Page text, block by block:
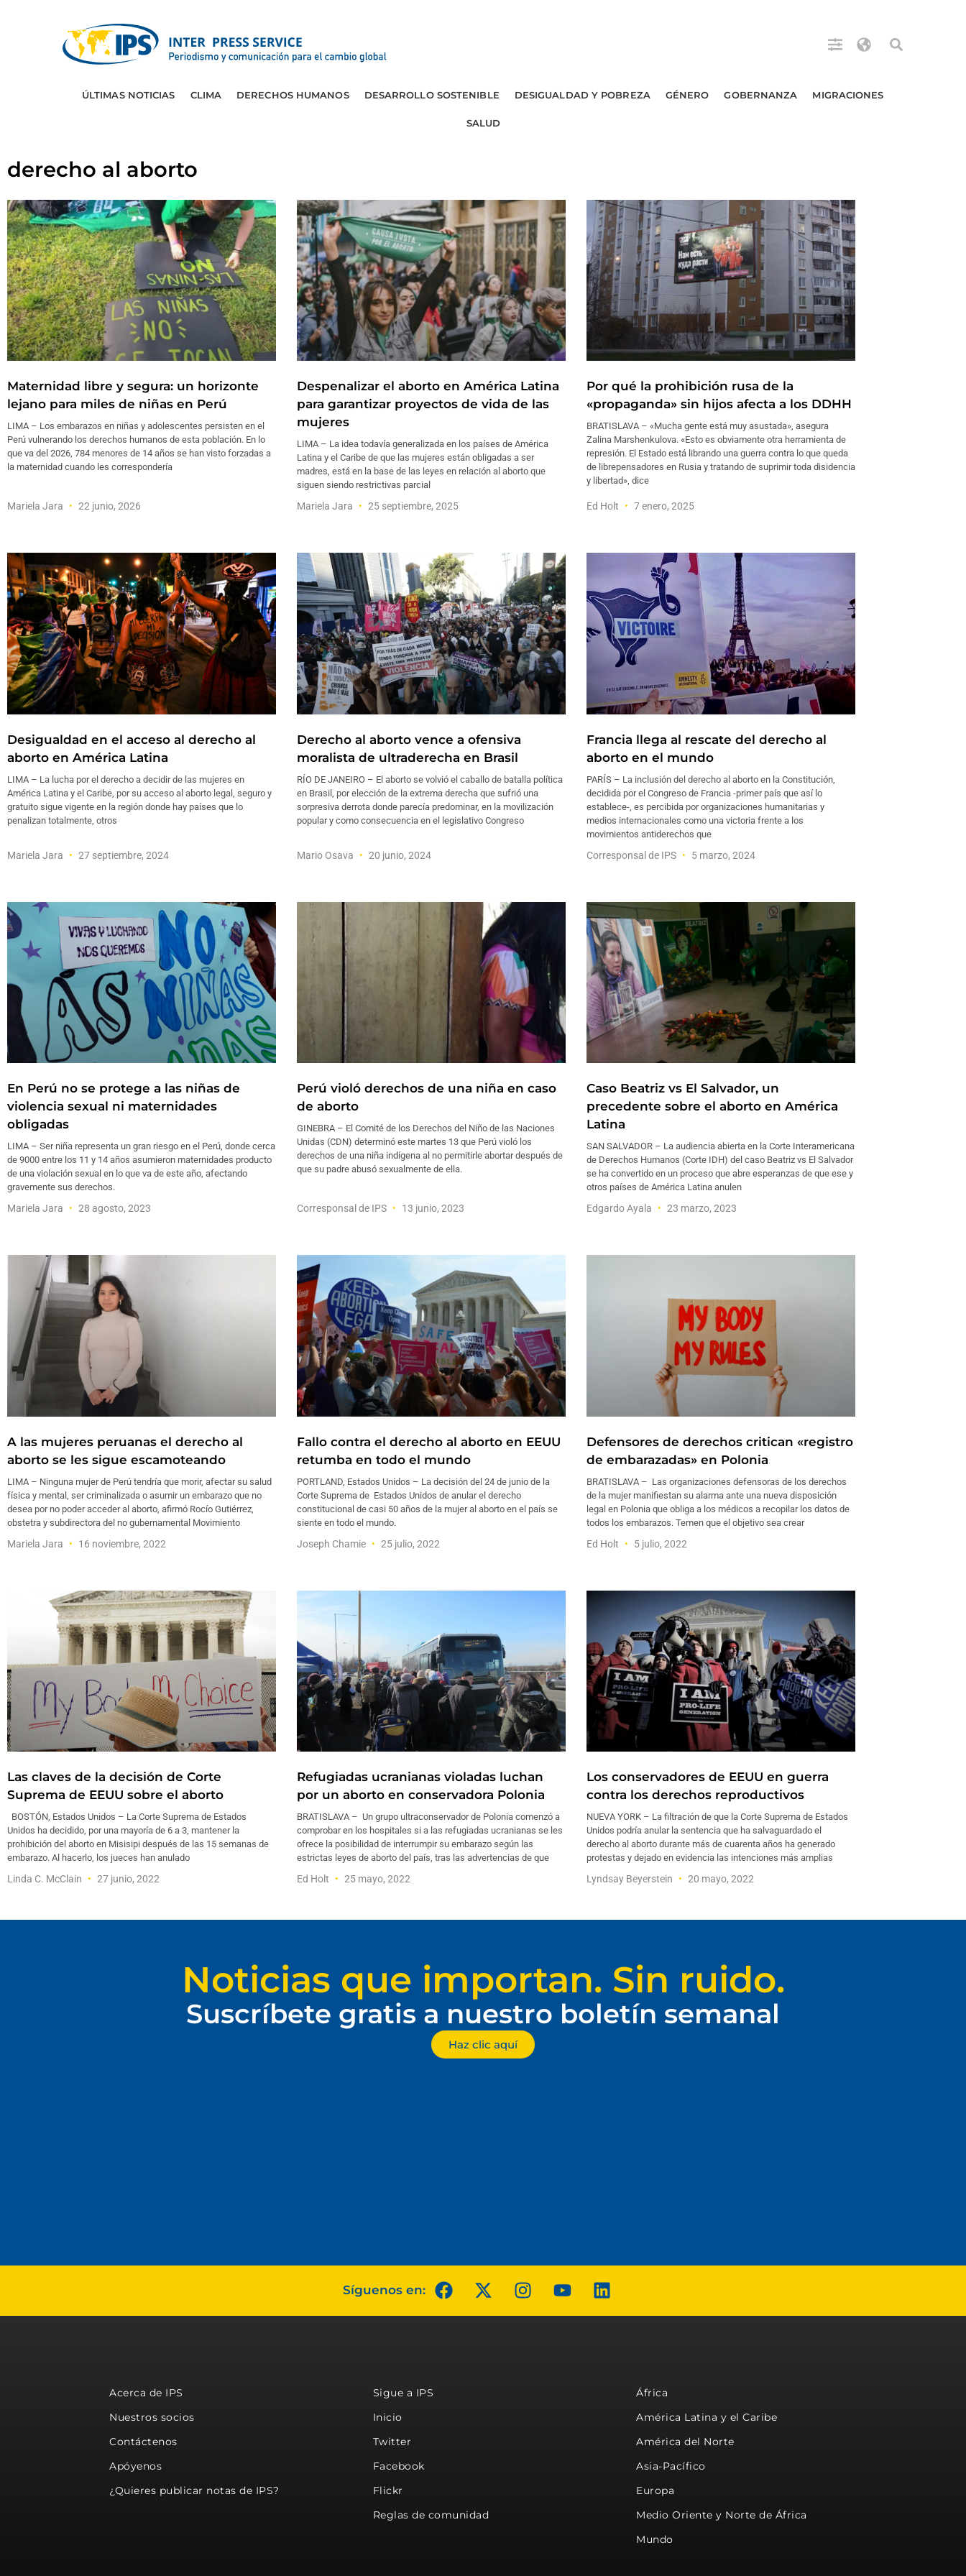
ÚLTIMAS NOTICIAS CLIMA DERECHOS HUMANOS DESARROLLO SOSTENIBLE DESIGUALDAD Y POBREZA GÉNERO GOBERNANZA MIGRACIONES
SALUD
derecho al aborto
Maternidad libre y segura: un horizonte
lejano para miles de niñas en Perú
LIMA – Los embarazos en niñas y adolescentes persisten en el
Perú vulnerando los derechos humanos de esta población. En lo
que va del 2026, 784 menores de 14 años se han visto forzadas a
la maternidad cuando les correspondería
Mariela Jara 22 junio, 2026
Despenalizar el aborto en América Latina
para garantizar proyectos de vida de las
mujeres
LIMA – La idea todavía generalizada en los países de América
Latina y el Caribe de que las mujeres están obligadas a ser
madres, está en la base de las leyes en relación al aborto que
siguen siendo restrictivas parcial
Mariela Jara 25 septiembre, 2025
Por qué la prohibición rusa de la
«propaganda» sin hijos afecta a los DDHH
BRATISLAVA – «Mucha gente está muy asustada», asegura
Zalina Marshenkulova. «Esto es obviamente otra herramienta de
represión. El Estado está librando una guerra contra lo que queda
de librepensadores en Rusia y tratando de suprimir toda disidencia
y libertad», dice
Ed Holt 7 enero, 2025
Desigualdad en el acceso al derecho al
aborto en América Latina
LIMA – La lucha por el derecho a decidir de las mujeres en
América Latina y el Caribe, por su acceso al aborto legal, seguro y
gratuito sigue vigente en la región donde hay países que lo
penalizan totalmente, otros
Mariela Jara 27 septiembre, 2024
Derecho al aborto vence a ofensiva
moralista de ultraderecha en Brasil
RÍO DE JANEIRO – El aborto se volvió el caballo de batalla política
en Brasil, por elección de la extrema derecha que sufrió una
sorpresiva derrota donde parecía predominar, en la movilización
popular y como consecuencia en el legislativo Congreso
Mario Osava 20 junio, 2024
Francia llega al rescate del derecho al
aborto en el mundo
PARÍS – La inclusión del derecho al aborto en la Constitución,
decidida por el Congreso de Francia -primer país que así lo
establece-, es percibida por organizaciones humanitarias y
medios internacionales como una victoria frente a los
movimientos antiderechos que
Corresponsal de IPS 5 marzo, 2024
En Perú no se protege a las niñas de
violencia sexual ni maternidades
obligadas
LIMA – Ser niña representa un gran riesgo en el Perú, donde cerca
de 9000 entre los 11 y 14 años asumieron maternidades producto
de una violación sexual en lo que va de este año, afectando
gravemente sus derechos.
Mariela Jara 28 agosto, 2023
Perú violó derechos de una niña en caso
de aborto
GINEBRA – El Comité de los Derechos del Niño de las Naciones
Unidas (CDN) determinó este martes 13 que Perú violó los
derechos de una niña indígena al no permitirle abortar después de
que su padre abusó sexualmente de ella.
Corresponsal de IPS 13 junio, 2023
Caso Beatriz vs El Salvador, un
precedente sobre el aborto en América
Latina
SAN SALVADOR – La audiencia abierta en la Corte Interamericana
de Derechos Humanos (Corte IDH) del caso Beatriz vs El Salvador
se ha convertido en un proceso que abre esperanzas de que ese y
otros países de América Latina anulen
Edgardo Ayala 23 marzo, 2023
A las mujeres peruanas el derecho al
aborto se les sigue escamoteando
LIMA – Ninguna mujer de Perú tendría que morir, afectar su salud
física y mental, ser criminalizada o asumir un embarazo que no
desea por no poder acceder al aborto, afirmó Rocío Gutiérrez,
obstetra y subdirectora del no gubernamental Movimiento
Mariela Jara 16 noviembre, 2022
Fallo contra el derecho al aborto en EEUU
retumba en todo el mundo
PORTLAND, Estados Unidos – La decisión del 24 de junio de la
Corte Suprema de Estados Unidos de anular el derecho
constitucional de casi 50 años de la mujer al aborto en el país se
siente en todo el mundo.
Joseph Chamie 25 julio, 2022
Defensores de derechos critican «registro
de embarazadas» en Polonia
BRATISLAVA – Las organizaciones defensoras de los derechos
de la mujer manifiestan su alarma ante una nueva disposición
legal en Polonia que obliga a los médicos a recopilar los datos de
todos los embarazos. Temen que el objetivo sea crear
Ed Holt 5 julio, 2022
Las claves de la decisión de Corte
Suprema de EEUU sobre el aborto
BOSTÓN, Estados Unidos – La Corte Suprema de Estados
Unidos ha decidido, por una mayoría de 6 a 3, mantener la
prohibición del aborto en Misisipi después de las 15 semanas de
embarazo. Al hacerlo, los jueces han anulado
Linda C. McClain 27 junio, 2022
Refugiadas ucranianas violadas luchan
por un aborto en conservadora Polonia
BRATISLAVA – Un grupo ultraconservador de Polonia comenzó a
comprobar en los hospitales si a las refugiadas ucranianas se les
ofrece la posibilidad de interrumpir su embarazo según las
estrictas leyes de aborto del país, tras las advertencias de que
Ed Holt 25 mayo, 2022
Los conservadores de EEUU en guerra
contra los derechos reproductivos
NUEVA YORK – La filtración de que la Corte Suprema de Estados
Unidos podría anular la sentencia que ha salvaguardado el
derecho al aborto durante más de cuarenta años ha generado
protestas y dejado en evidencia las intenciones más amplias
Lyndsay Beyerstein 20 mayo, 2022
Noticias que importan. Sin ruido.
Suscríbete gratis a nuestro boletín semanal
Haz clic aquí
Síguenos en:
Acerca de IPS
Nuestros socios
Contáctenos
Apóyenos
¿Quieres publicar notas de IPS?
Sigue a IPS
Inicio
Twitter
Facebook
Flickr
Reglas de comunidad
África
América Latina y el Caribe
América del Norte
Asia-Pacífico
Europa
Medio Oriente y Norte de África
Mundo